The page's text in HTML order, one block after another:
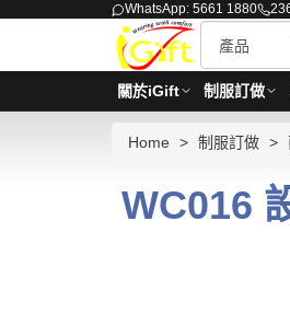
WhatsApp: 5661 1880
關於iGift 制服訂做
Home 制服訂做
WC016